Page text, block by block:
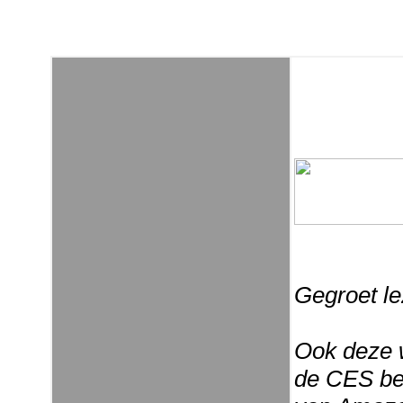
Gegroet
Ook deze
de CES